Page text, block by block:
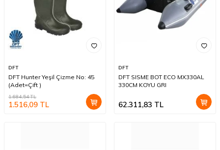
DFT
DFT Hunter Yeşil Çizme No: 45
(Adet=Çift )
1.684,54TL
1.516,09 TL
DFT
DFT SISME BOT ECO MX330AL
330CM KOYU GRI
62.311,83 TL